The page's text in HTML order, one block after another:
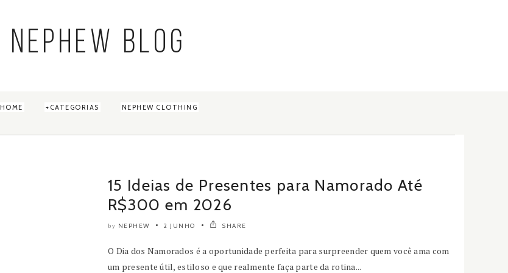
NEPHEW BLOG
HOME CATEGORIAS NEPHEW CLOTHING
15 Ideias de Presentes para Namorado Até
R$300 em 2026
by NEPHEW 2 JUNHO SHARE
O Dia dos Namorados é a oportunidade perfeita para surpreender quem você ama com
um presente útil, estiloso e que realmente faça parte da rotina...